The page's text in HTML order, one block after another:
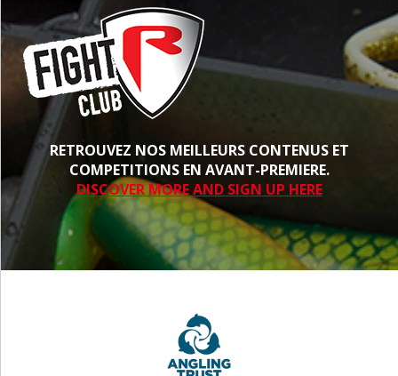
RETROUVEZ NOS MEILLEURS CONTENUS ET
COMPETITIONS EN AVANT-PREMIERE.
DISCOVER MORE AND SIGN UP HERE